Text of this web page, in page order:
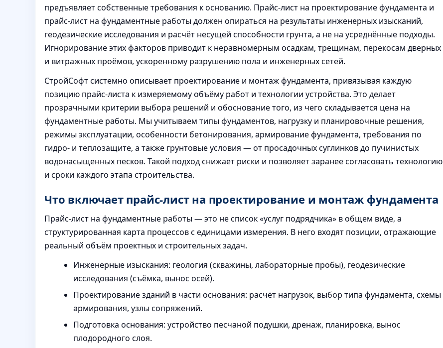
предъявляет собственные требования к основанию. Прайс-лист на проектирование фундамента и
прайс-лист на фундаментные работы должен опираться на результаты инженерных изысканий,
геодезические исследования и расчёт несущей способности грунта, а не на усреднённые подходы.
Игнорирование этих факторов приводит к неравномерным осадкам, трещинам, перекосам дверных
и витражных проёмов, ускоренному разрушению пола и инженерных сетей.
СтройСофт системно описывает проектирование и монтаж фундамента, привязывая каждую
позицию прайс-листа к измеряемому объёму работ и технологии устройства. Это делает
прозрачными критерии выбора решений и обоснование того, из чего складывается цена на
фундаментные работы. Мы учитываем типы фундаментов, нагрузку и планировочные решения,
режимы эксплуатации, особенности бетонирования, армирование фундамента, требования по
гидро- и теплозащите, а также грунтовые условия — от просадочных суглинков до пучинистых
водонасыщенных песков. Такой подход снижает риски и позволяет заранее согласовать технологию
и сроки каждого этапа строительства.
Что включает прайс-лист на проектирование и монтаж фундамента
Прайс-лист на фундаментные работы — это не список «услуг подрядчика» в общем виде, а
структурированная карта процессов с единицами измерения. В него входят позиции, отражающие
реальный объём проектных и строительных задач.
Инженерные изыскания: геология (скважины, лабораторные пробы), геодезические
исследования (съёмка, вынос осей).
Проектирование зданий в части основания: расчёт нагрузок, выбор типа фундамента, схемы
армирования, узлы сопряжений.
Подготовка основания: устройство песчаной подушки, дренаж, планировка, вынос
плодородного слоя.